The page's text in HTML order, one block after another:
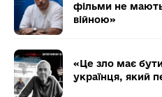
фільми не мають
війною»
«Це зло має
українця, який